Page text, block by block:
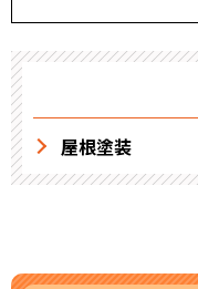
屋根塗装